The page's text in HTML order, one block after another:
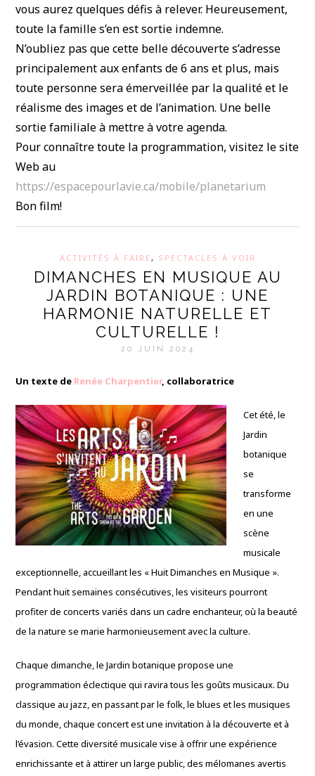
vous aurez quelques défis à relever. Heureusement,
toute la famille s’en est sortie indemne.
N’oubliez pas que cette belle découverte s’adresse
principalement aux enfants de 6 ans et plus, mais
toute personne sera émerveillée par la qualité et le
réalisme des images et de l’animation. Une belle
sortie familiale à mettre à votre agenda.
Pour connaître toute la programmation, visitez le site
Web au
https://espacepourlavie.ca/mobile/planetarium
Bon film!
ACTIVITÉS À FAIRE, SPECTACLES À VOIR
DIMANCHES EN MUSIQUE AU
JARDIN BOTANIQUE : UNE
HARMONIE NATURELLE ET
CULTURELLE !
20 JUIN 2024
Un texte de Renée Charpentier, collaboratrice
Cet été, le
Jardin
botanique
se
transforme
en une
scène
musicale
exceptionnelle, accueillant les « Huit Dimanches en Musique ».
Pendant huit semaines consécutives, les visiteurs pourront
profiter de concerts variés dans un cadre enchanteur, où la beauté
de la nature se marie harmonieusement avec la culture.
Chaque dimanche, le Jardin botanique propose une
programmation éclectique qui ravira tous les goûts musicaux. Du
classique au jazz, en passant par le folk, le blues et les musiques
du monde, chaque concert est une invitation à la découverte et à
l’évasion. Cette diversité musicale vise à offrir une expérience
enrichissante et à attirer un large public, des mélomanes avertis